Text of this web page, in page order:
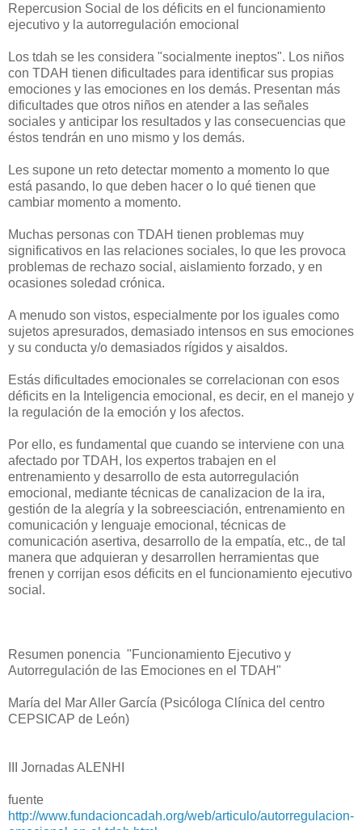
Repercusion Social de los déficits en el funcionamiento
ejecutivo y la autorregulación emocional
Los tdah se les considera "socialmente ineptos". Los niños
con TDAH tienen dificultades para identificar sus propias
emociones y las emociones en los demás. Presentan más
dificultades que otros niños en atender a las señales
sociales y anticipar los resultados y las consecuencias que
éstos tendrán en uno mismo y los demás.
Les supone un reto detectar momento a momento lo que
está pasando, lo que deben hacer o lo qué tienen que
cambiar momento a momento.
Muchas personas con TDAH tienen problemas muy
significativos en las relaciones sociales, lo que les provoca
problemas de rechazo social, aislamiento forzado, y en
ocasiones soledad crónica.
A menudo son vistos, especialmente por los iguales como
sujetos apresurados, demasiado intensos en sus emociones
y su conducta y/o demasiados rígidos y aisaldos.
Estás dificultades emocionales se correlacionan con esos
déficits en la Inteligencia emocional, es decir, en el manejo y
la regulación de la emoción y los afectos.
Por ello, es fundamental que cuando se interviene con una
afectado por TDAH, los expertos trabajen en el
entrenamiento y desarrollo de esta autorregulación
emocional, mediante técnicas de canalizacion de la ira,
gestión de la alegría y la sobreesciación, entrenamiento en
comunicación y lenguaje emocional, técnicas de
comunicación asertiva, desarrollo de la empatía, etc., de tal
manera que adquieran y desarrollen herramientas que
frenen y corrijan esos déficits en el funcionamiento ejecutivo
social.
Resumen ponencia "Funcionamiento Ejecutivo y
Autorregulación de las Emociones en el TDAH"
María del Mar Aller García (Psicóloga Clínica del centro
CEPSICAP de León)
III Jornadas ALENHI
fuente
http://www.fundacioncadah.org/web/articulo/autorregulacion-